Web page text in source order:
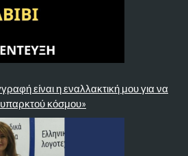
είναι η εναλλακτική μου για να
κόσμου»